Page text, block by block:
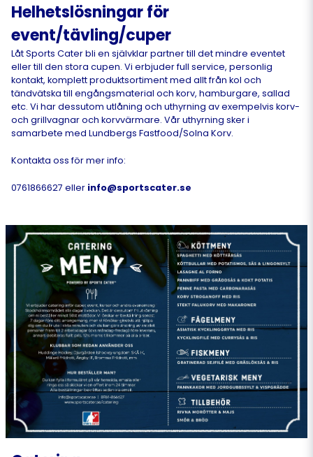
Helhetslösningar för
event/tävling/cuper
Låt Sports Cater bli en självklar partner till det mindre eventet
eller till den stora cupen. Vi erbjuder full service, personlig
kontakt, komplett produktsortiment med allt från kol och
tändvätska till engångsmaterial och korv, hamburgare, sallad
etc. Vi har dessutom utlåning och uthyrning av exempelvis korv-
och grillvagnar och korvvärmare. Vår uthyrning sker i
samarbete med Lundbergs Fastfood/Solna Korv.
Kontakta oss för mer info:
0761866627 eller info@sportscater.se